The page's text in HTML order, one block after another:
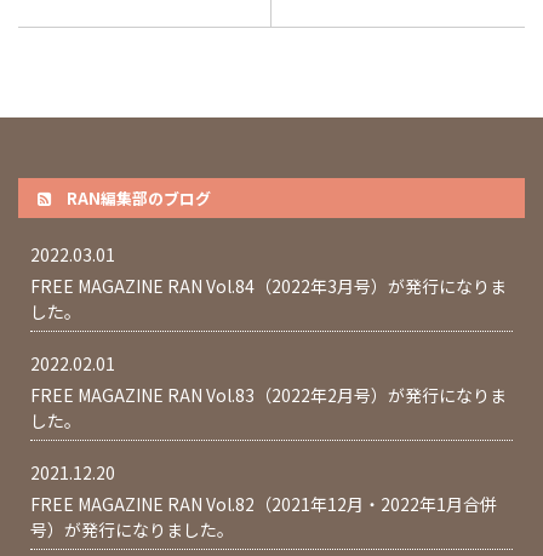
RAN編集部のブログ
2022.03.01
FREE MAGAZINE RAN Vol.84（2022年3月号）が発行になりま
した。
2022.02.01
FREE MAGAZINE RAN Vol.83（2022年2月号）が発行になりま
した。
2021.12.20
FREE MAGAZINE RAN Vol.82（2021年12月・2022年1月合併
号）が発行になりました。